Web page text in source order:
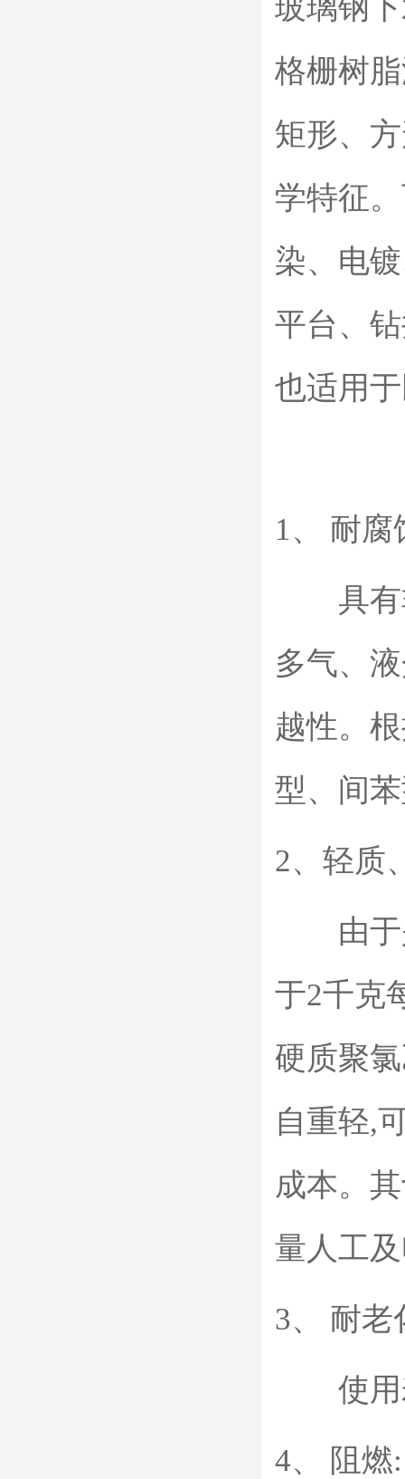
玻璃钢
格栅树
矩形、
学特征
染、电
平台、
也适用
1、 耐腐
具有非
多气、
越性。
型、间
2、轻质
由于是
于2千克
硬质聚
自重轻,
成本。
量人工
3、 耐老
使用
4、 阻燃: